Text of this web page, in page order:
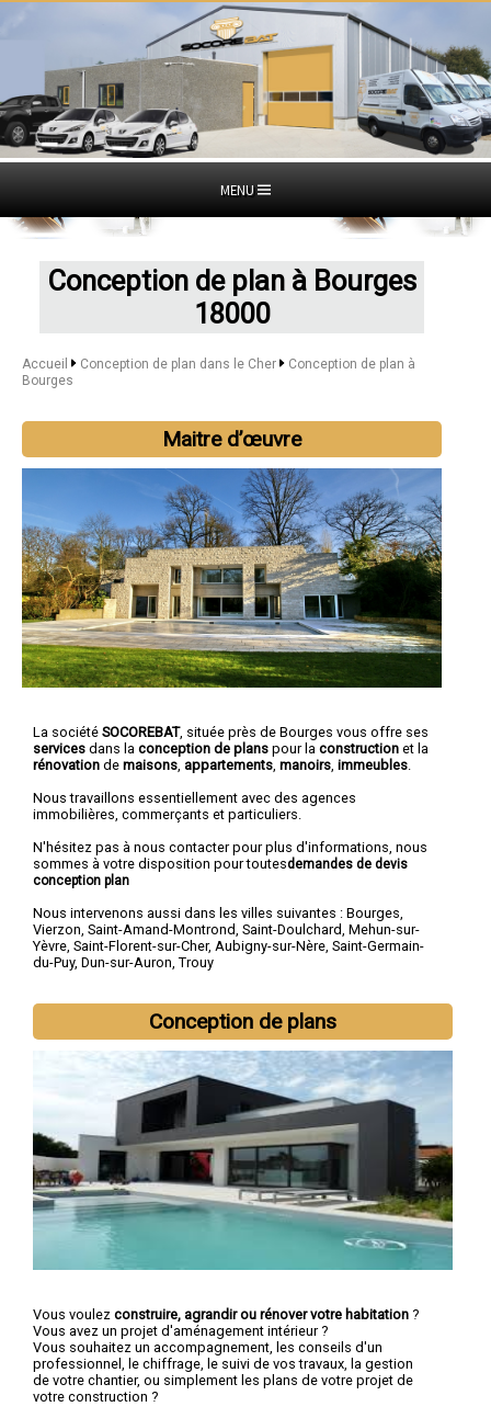
MENU
Conception de plan à Bourges
18000
Accueil Conception de plan dans le Cher
Conception de plan à
Bourges
Maitre d’œuvre
La société SOCOREBAT, située près de Bourges vous offre ses
services dans la conception de plans pour la construction et la
rénovation de maisons appartements manoirs immeubles
Nous travaillons essentiellement avec des agences
immobilières, commerçants et particuliers.
N'hésitez pas à nous contacter pour plus d'informations, nous
sommes à votre disposition pour toutesdemandes de devis
conception plan
Nous intervenons aussi dans les villes suivantes : Bourges
Vierzon Saint-Amand-Montrond Saint-Doulchard Mehun-sur-
Yèvre Saint-Florent-sur-Cher, Aubigny-sur-Nère Saint-Germain-
du-Puy, Dun-sur-Auron Trouy
Conception de plans
Vous voulez construire, agrandir ou rénover votre habitation ?
Vous avez un projet d'aménagement intérieur ?
Vous souhaitez un accompagnement, les conseils d'un
professionnel, le chiffrage, le suivi de vos travaux, la gestion
de votre chantier, ou simplement les plans de votre projet de
votre construction ?